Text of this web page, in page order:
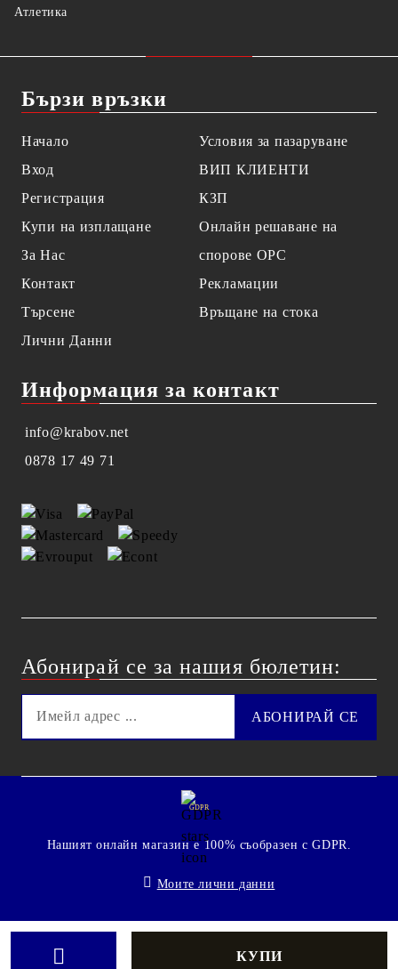
Атлетика
Бързи връзки
Начало
Вход
Регистрация
Купи на изплащане
За Нас
Контакт
Търсене
Лични Данни
Условия за пазаруване
ВИП КЛИЕНТИ
КЗП
Онлайн решаване на
спорове OPC
Рекламации
Връщане на стока
Информация за контакт
info@krabov.net
0878 17 49 71
Абонирай се за нашия бюлетин:
GDPR
Нашият онлайн магазин е 100% съобразен с GDPR.
Моите лични данни